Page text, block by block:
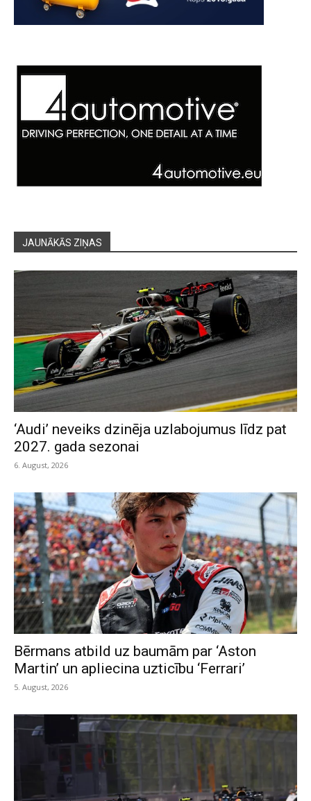
JAUNĀKĀS ZIŅAS
‘Audi’ neveiks dzinēja uzlabojumus līdz pat
2027. gada sezonai
6. August, 2026
Bērmans atbild uz baumām par ‘Aston
Martin’ un apliecina uzticību ‘Ferrari’
5. August, 2026